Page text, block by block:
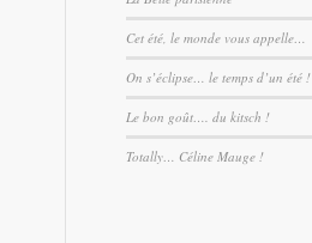
Cet été, le monde vous appelle…
On s’éclipse… le temps d’un été !
Le bon goût…. du kitsch !
Totally… Céline Mauge !